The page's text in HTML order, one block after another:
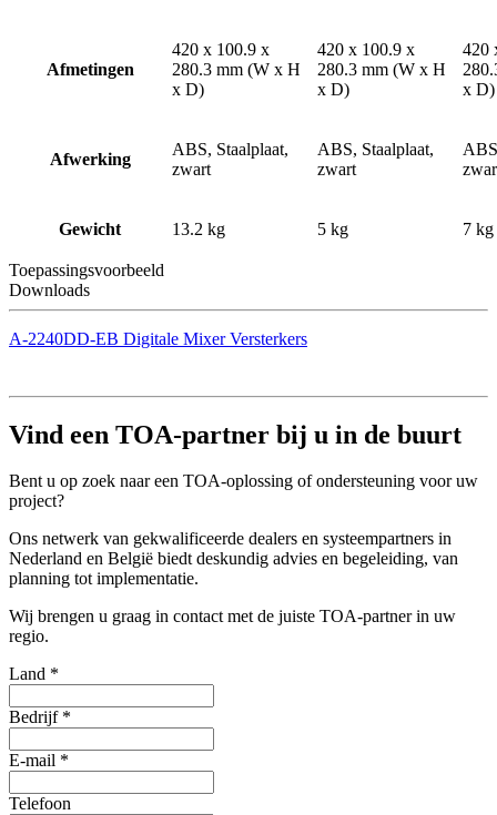
Afmetingen
420 x 100.9 x
280.3 mm (W x H
x D)
420 x 100.9 x
280.3 mm (W x H
x D)
420
x D)
Afwerking
ABS, Staalplaat,
zwart
ABS, Staalplaat,
zwart
Gewicht 13.2 kg 5 kg 7 kg
Toepassingsvoorbeeld
Downloads
A-2240DD-EB Digitale Mixer Versterkers
Vind een TOA-partner bij u in de buurt
Bent u op zoek naar een TOA-oplossing of ondersteuning voor uw
project?
Ons netwerk van gekwalificeerde dealers en systeempartners in
Nederland en België biedt deskundig advies en begeleiding, van
planning tot implementatie.
Wij brengen u graag in contact met de juiste TOA-partner in uw
regio.
Land *
Bedrijf *
E-mail *
Telefoon